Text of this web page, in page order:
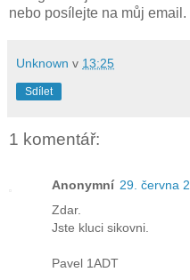
nebo posílejte na můj email.
Unknown v 13:25
Sdílet
1 komentář:
Anonymní 29. června
Zdar.
Jste kluci sikovni.
Pavel 1ADT